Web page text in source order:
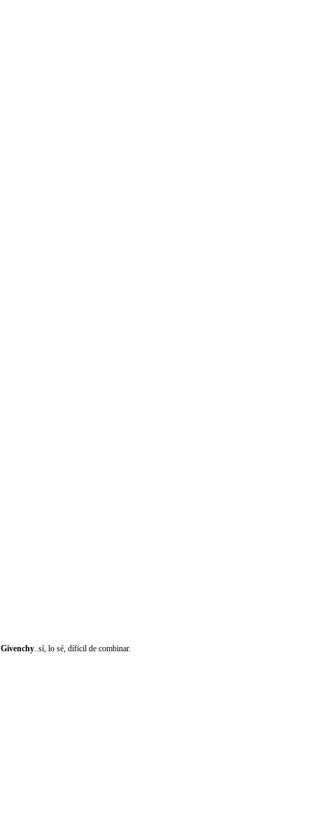
Givenchy..sí, lo sé, díficil de combinar.